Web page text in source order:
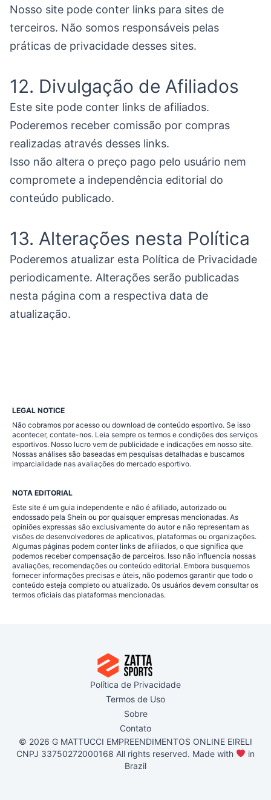
Nosso site pode conter links para sites de
terceiros. Não somos responsáveis pelas
práticas de privacidade desses sites.
12. Divulgação de Afiliados
Este site pode conter links de afiliados.
Poderemos receber comissão por compras
realizadas através desses links.
Isso não altera o preço pago pelo usuário nem
compromete a independência editorial do
conteúdo publicado.
13. Alterações nesta Política
Poderemos atualizar esta Política de Privacidade
periodicamente. Alterações serão publicadas
nesta página com a respectiva data de
atualização.
LEGAL NOTICE
Não cobramos por acesso ou download de conteúdo esportivo. Se isso
acontecer, contate-nos. Leia sempre os termos e condições dos serviços
esportivos. Nosso lucro vem de publicidade e indicações em nosso site.
Nossas análises são baseadas em pesquisas detalhadas e buscamos
imparcialidade nas avaliações do mercado esportivo.
NOTA EDITORIAL
Este site é um guia independente e não é afiliado, autorizado ou
endossado pela Shein ou por quaisquer empresas mencionadas. As
opiniões expressas são exclusivamente do autor e não representam as
visões de desenvolvedores de aplicativos, plataformas ou organizações.
Algumas páginas podem conter links de afiliados, o que significa que
podemos receber compensação de parceiros. Isso não influencia nossas
avaliações, recomendações ou conteúdo editorial. Embora busquemos
fornecer informações precisas e úteis, não podemos garantir que todo o
conteúdo esteja completo ou atualizado. Os usuários devem consultar os
termos oficiais das plataformas mencionadas.
Política de Privacidade
Termos de Uso
Sobre
Contato
© 2026 G MATTUCCI EMPREENDIMENTOS ONLINE EIRELI
CNPJ 33750272000168 All rights reserved. Made with
in
Brazil